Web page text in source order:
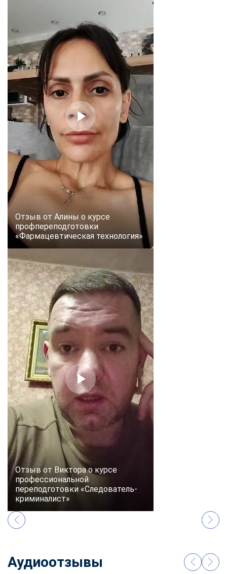
Отзыв от Алины о курсе
профпереподготовки
«Фармацевтическая технология»
Отзыв от Виктора о курсе
профессиональной
переподготовки «Следователь-
криминалист»
Аудиоотзывы